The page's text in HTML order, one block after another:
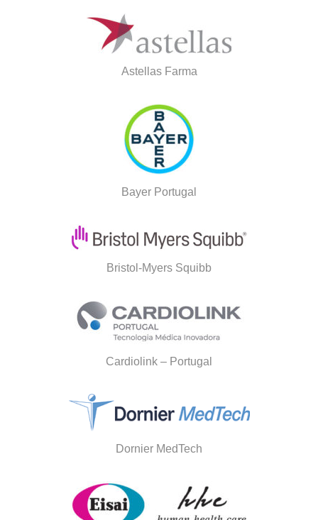
Astellas Farma
Bayer Portugal
Bristol-Myers Squibb
Cardiolink – Portugal
Dornier MedTech